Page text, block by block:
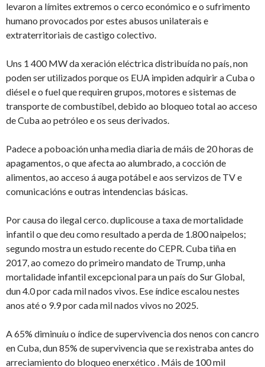
levaron a límites extremos o cerco económico e o sufrimento
humano provocados por estes abusos unilaterais e
extraterritoriais de castigo colectivo.
Uns 1 400 MW da xeración eléctrica distribuída no país, non
poden ser utilizados porque os EUA impiden adquirir a Cubao
diésel e o fuel que requiren grupos, motores e sistemas de
transporte de combustíbel, debido ao bloqueo total ao acceso
de Cuba ao petróleo e os seus derivados.
Padece a poboación unha media diaria de máis de 20 horas de
apagamentos, o que afecta ao alumbrado, a cocción de
alimentos, ao acceso á auga potábel e aos servizos de TV e
comunicacións e outras intendencias básicas.
Por causa do ilegal cerco. duplicouse a taxa de mortalidade
infantil o que deu como resultado a perda de 1.800 naipelos;
segundo mostra un estudo recente do CEPR. Cuba tiña en
2017, ao comezo do primeiro mandato de Trump, unha
mortalidade infantil excepcional para un país do Sur Global,
dun 4.0 por cada mil nados vivos. Ese índice escalou nestes
anos até o 9.9 por cada mil nados vivos no 2025.
A 65% diminuíu o índice de supervivencia dos nenos con cancro
en Cuba, dun 85% de supervivencia que se rexistraba antes do
arreciamiento do bloqueo enerxético . Máis de 100 mil